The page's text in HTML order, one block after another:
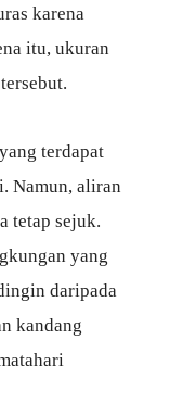
karena
itu, ukuran
terdapat
Namun, aliran
tetap sejuk.
yang
daripada
kandang